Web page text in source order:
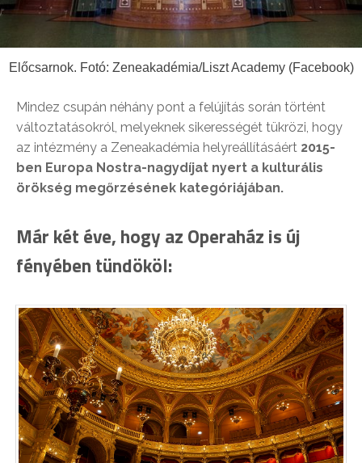
Előcsarnok. Fotó: Zeneakadémia/Liszt Academy (Facebook)
Mindez csupán néhány pont a felújítás során történt
változtatásokról, melyeknek sikerességét tükrözi, hogy
az intézmény a Zeneakadémia helyreállításáért 2015-
ben Europa Nostra-nagydíjat nyert a kulturális
örökség megőrzésének kategóriájában.
Már két éve, hogy az Operaház is új
fényében tündököl: